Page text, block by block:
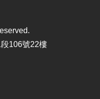
106號22樓